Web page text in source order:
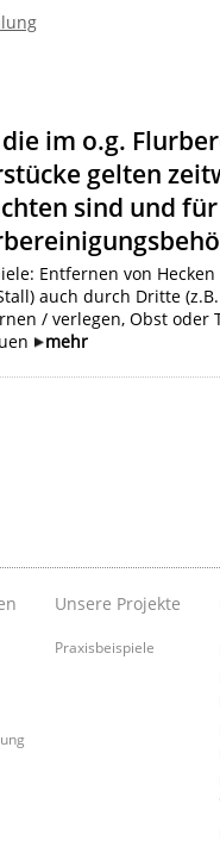
die im o.g.
gelten
sind und
Entfernen von
auch durch Dritte
/ verlegen, Obst oder
mehr
Unsere Projekte
Praxisbeispiele